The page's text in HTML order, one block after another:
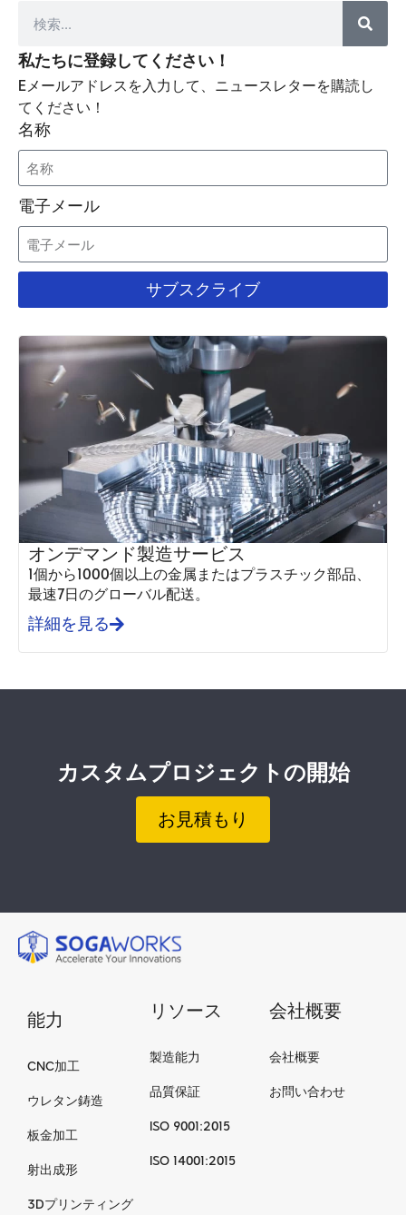
私たちに登録してください！
Eメールアドレスを入力して、ニュースレターを購読し
てください！
名称
電子メール
サブスクライブ
オンデマンド製造サービス
1個から1000個以上の金属またはプラスチック部品、
最速7日のグローバル配送。
詳細を見る
カスタムプロジェクトの開始
お見積もり
能力
CNC加工
ウレタン鋳造
板金加工
射出成形
3Dプリンティング
リソース
製造能力
品質保証
ISO 9001:2015
ISO 14001:2015
会社概要
会社概要
お問い合わせ